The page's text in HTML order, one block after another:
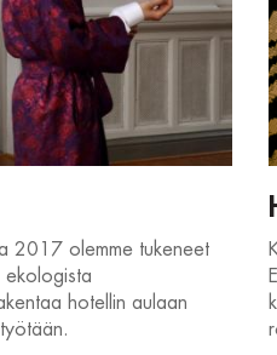
2017 olemme tukeneet
ekologista
hotellin aulaan